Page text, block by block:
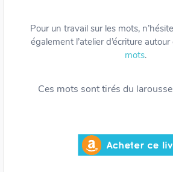
Pour un travail sur les mots,
également l’atelier d’écriture autour
mots.
Ces mots sont tirés du